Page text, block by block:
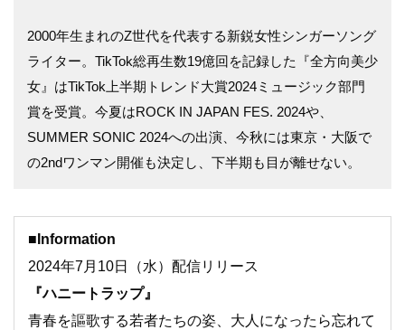
2000年生まれのZ世代を代表する新鋭女性シンガーソング
ライター。TikTok総再生数19億回を記録した『全方向美少
女』はTikTok上半期トレンド大賞2024ミュージック部門
賞を受賞。今夏はROCK IN JAPAN FES. 2024や、
SUMMER SONIC 2024への出演、今秋には東京・大阪で
の2ndワンマン開催も決定し、下半期も目が離せない。
■Information
2024年7月10日（水）配信リリース
『ハニートラップ』
青春を謳歌する若者たちの姿、大人になったら忘れて